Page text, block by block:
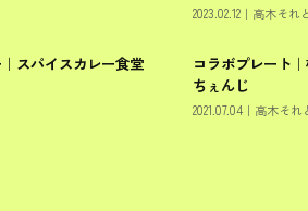
2023.02.12 ｜ 高木それと
スパイスカレー食堂
新宿区
コラボプレート
ちぇんじ
2021.07.04 ｜ 高木それ